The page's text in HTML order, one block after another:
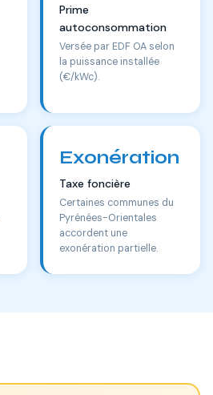
Prime
autoconsommation
Versée par EDF OA selon
la puissance installée
(€/kWc).
Exonération
Taxe foncière
Certaines communes du
Pyrénées-Orientales
accordent une
exonération partielle.